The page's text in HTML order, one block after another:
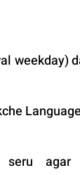
weekday)
seru